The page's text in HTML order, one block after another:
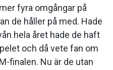
fyra omgångar på
de håller på med. Hade
hela året hade de haft
och då vete fan om
finalen. Nu är de utan